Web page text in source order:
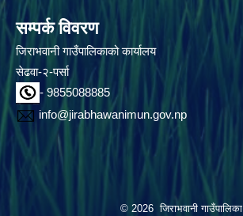
सम्पर्क विवरण
जिराभवानी गाउँपालिकाको कार्यालय
सेढवा-२-पर्सा
- 9855088885
info@jirabhawanimun.gov.np
© 2026 जिराभवानी गाउँपालिका